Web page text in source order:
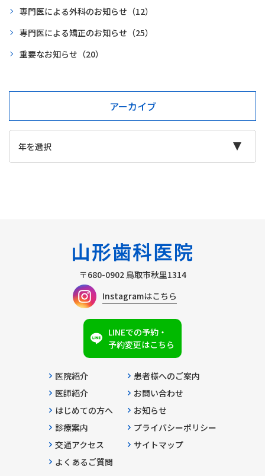
専門医による外科のお知らせ （12）
専門医による矯正のお知らせ （25）
重要なお知らせ （20）
アーカイブ
〒680-0902 鳥取市秋里1314
Instagramはこちら
LINEでの予約・
予約変更はこちら
医院紹介
医師紹介
はじめての方へ
診療案内
交通アクセス
よくあるご質問
患者様へのご案内
お問い合わせ
お知らせ
プライバシーポリシー
サイトマップ